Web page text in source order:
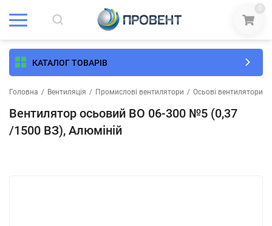
0
КАТАЛОГ ТОВАРІВ
Головна / Вентиляція / Промислові вентилятори / Осьові вентилятори
Вентилятор осьовий ВО 06-300 №5 (0,37
/1500 ВЗ), Алюміній